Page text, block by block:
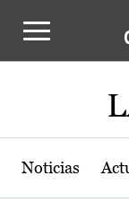
Actualidad
Noticias